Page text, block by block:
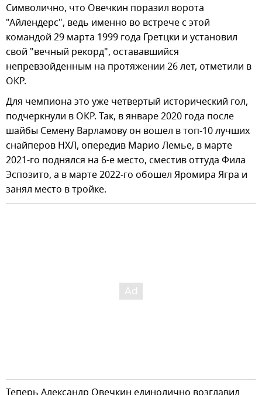
Символично, что Овечкин поразил ворота
"Айлендерс", ведь именно во встрече с этой
командой 29 марта 1999 года Гретцки и установил
свой "вечный рекорд", остававшийся
непревзойденным на протяжении 26 лет, отметили в
ОКР.
Для чемпиона это уже четвертый исторический гол,
подчеркнули в ОКР. Так, в январе 2020 года после
шайбы Семену Варламову он вошел в топ-10 лучших
снайперов НХЛ, опередив Марио Лемье, в марте
2021-го поднялся на 6-е место, сместив оттуда Фила
Эспозито, а в марте 2022-го обошел Яромира Ягра и
занял место в тройке.